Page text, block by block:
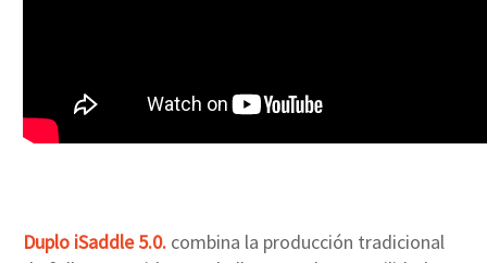
Duplo iSaddle 5.0. combina la producción tradicional